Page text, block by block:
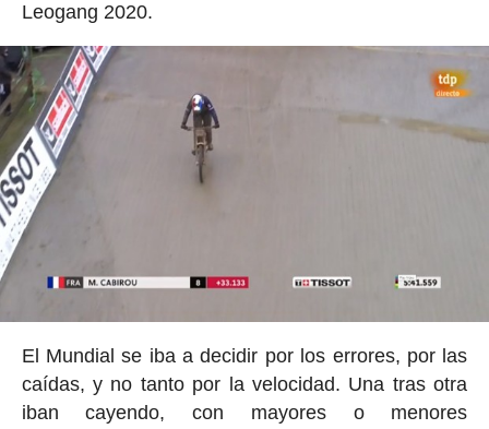
Leogang 2020.
El Mundial se iba a decidir por los errores, por las
caídas, y no tanto por la velocidad. Una tras otra
iban cayendo, con mayores o menores